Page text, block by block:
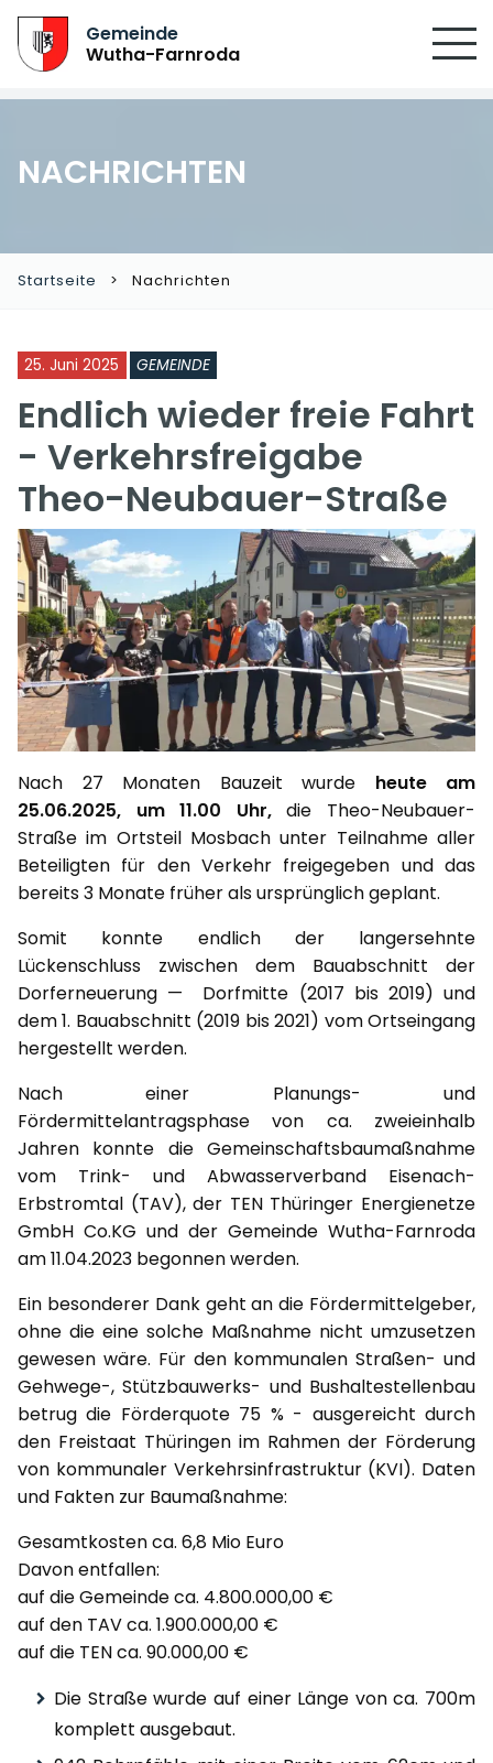
Gemeinde
Wutha-Farnroda
NACHRICHTEN
Startseite Nachrichten
25. Juni 2025 GEMEINDE
Endlich wieder freie Fahrt
- Verkehrsfreigabe
Theo-Neubauer-Straße
Nach 27 Monaten Bauzeit wurde heute am
25.06.2025, um 11.00 Uhr,die Theo-Neubauer-
Straße im Ortsteil Mosbach unter Teilnahme aller
Beteiligten für den Verkehr freigegeben und das
bereits 3 Monate früher als ursprünglich geplant.
Somit konnte endlich der langersehnte
Lückenschluss zwischen dem Bauabschnitt der
Dorferneuerung — Dorfmitte (2017 bis 2019) und
dem 1. Bauabschnitt (2019 bis 2021) vom Ortseingang
hergestellt werden.
Nach einer Planungs- und
Fördermittelantragsphase von ca. zweieinhalb
Jahren konnte die Gemeinschaftsbaumaßnahme
vom Trink- und Abwasserverband Eisenach-
Erbstromtal (TAV), der TEN Thüringer Energienetze
GmbH Co.KG und der Gemeinde Wutha-Farnroda
am 11.04.2023 begonnen werden.
Ein besonderer Dank geht an die Fördermittelgeber,
ohne die eine solche Maßnahme nicht umzusetzen
gewesen wäre. Für den kommunalen Straßen- und
Gehwege-, Stützbauwerks- und Bushaltestellenbau
betrug die Förderquote 75 % - ausgereicht durch
den Freistaat Thüringen im Rahmen der Förderung
von kommunaler Verkehrsinfrastruktur (KVI). Daten
und Fakten zur Baumaßnahme:
Gesamtkosten ca. 6,8 Mio Euro
Davon entfallen:
auf die Gemeinde ca. 4.800.000,00 €
auf den TAV ca. 1.900.000,00 €
auf die TEN ca. 90.000,00 €
Die Straße wurde auf einer Länge von ca. 700m
komplett ausgebaut.